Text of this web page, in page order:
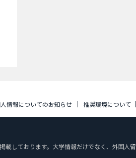
情報についてのお知らせ 推奨環境について
載しております。大学情報だけでなく、外国人留